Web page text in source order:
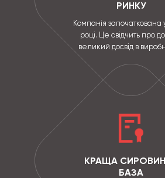
РИНКУ
Компанія
році. Це свідчить про
великий досвід в
КРАЩА
БАЗА